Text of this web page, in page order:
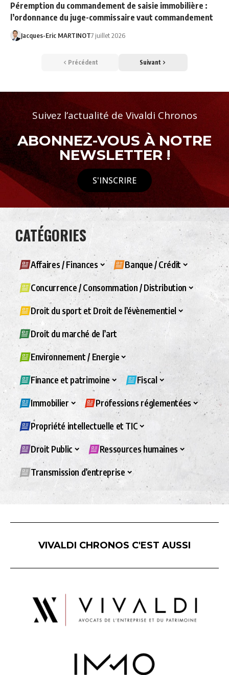
Péremption du commandement de saisie immobilière :
l’ordonnance du juge-commissaire vaut commandement
Jacques-Eric MARTINOT7 juillet 2026
Précédent Suivant
Suivez l’actualité de Vivaldi Chronos
ABONNEZ-VOUS À NOTRE
NEWSLETTER !
S'INSCRIRE
CATÉGORIES
Affaires / Finances Banque / Crédit
Concurrence / Consommation / Distribution
Droit du sport et Droit de l’évènementiel
Droit du marché de l’art
Environnement / Energie
Finance et patrimoine Fiscal
Immobilier Professions réglementées
Propriété intellectuelle et TIC
Droit Public Ressources humaines
Transmission d’entreprise
VIVALDI CHRONOS C'EST AUSSI